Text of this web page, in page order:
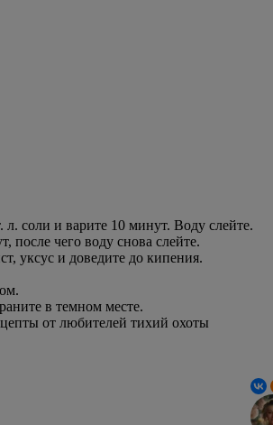
соли и варите 10 минут. Воду слейте.
после чего воду снова слейте.
уксус и доведите до кипения.
в темном месте.
от любителей тихий охоты